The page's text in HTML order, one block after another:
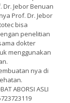
Jebor Benuan
Prof. Dr. Jebor
bisa
penelitian
dokter
menggunakan
nya di
ABORSI ASLI